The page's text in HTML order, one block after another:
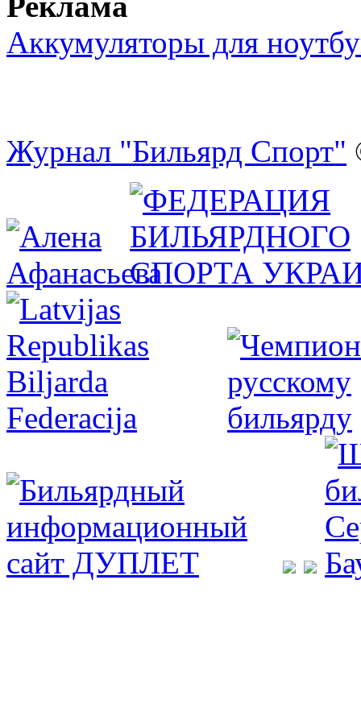
Аккумуляторы для
Журнал "Бильярд Спорт"